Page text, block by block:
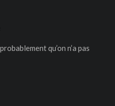
qu’on n’a pas